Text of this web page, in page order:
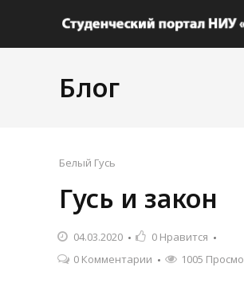
Блог
Белый Гусь
Гусь и закон
04.03.2020 0 Нравится
0 Комментарии
1005